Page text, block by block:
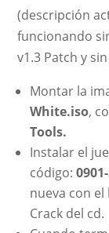
(descripción
funcionando
v1.3 Patch y
Montar la
White.iso,
Tools.
Instalar el
código:
nueva con el
Crack del cd.